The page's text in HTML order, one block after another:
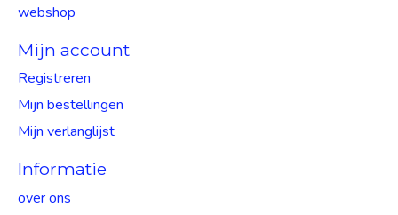
webshop
Mijn account
Registreren
Mijn bestellingen
Mijn verlanglijst
Informatie
over ons